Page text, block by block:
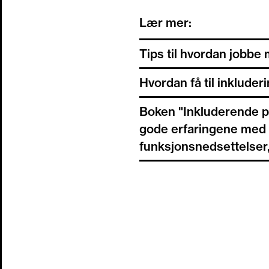
Jobbe helhetlig med
Jobb med
på alle nivå. I
Lær mer:
Tips til hvordan jobbe
Hvordan få til
Boken "Inkluderende
gode erfaringene